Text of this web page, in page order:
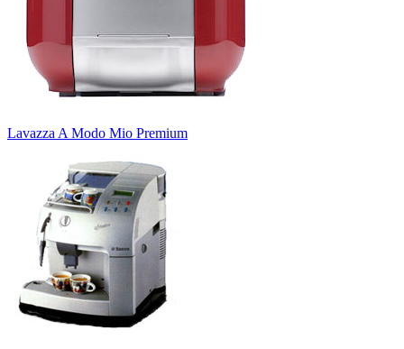
Lavazza A Modo Mio Premium